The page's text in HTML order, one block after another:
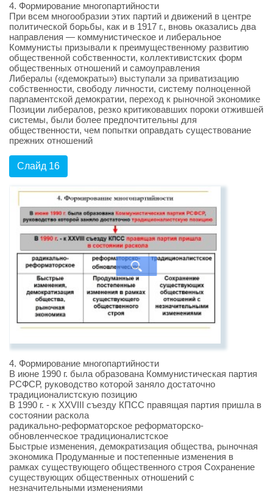
4. Формирование многопартийности
При всем многообразии этих партий и движений в центре
политической борьбы, как и в 1917 г., вновь оказались два
направления — коммунистическое и либеральное
Коммунисты призывали к преимущественному развитию
общественной собственности, коллективистских форм
общественных отношений и самоуправления
Либералы («демократы») выступали за приватизацию
собственности, свободу личности, систему полноценной
парламентской демократии, переход к рыночной экономике
Позиции либералов, резко критиковавших пороки отжившей
системы, были более предпочтительны для
общественности, чем попытки оправдать существование
прежних отношений
Слайд 16
4. Формирование многопартийности
В июне 1990 г. была образована Коммунистическая партия
РСФСР, руководство которой заняло достаточно
традиционалистскую позицию
В 1990 г. - к XXVIII съезду КПСС правящая партия пришла в
состоянии раскола
радикально-реформаторское реформаторско-
обновленческое традиционалистское
Быстрые изменения, демократизация общества, рыночная
экономика Продуманные и постепенные изменения в
рамках существующего общественного строя Сохранение
существующих общественных отношений с
незначительными изменениями